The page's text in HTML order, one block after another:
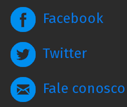
Facebook
Twitter
Fale conosco